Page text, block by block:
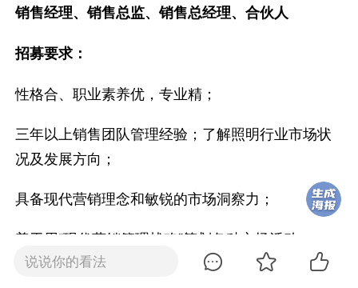
销售经理、销售总监、销售总经理、合伙人
招募要求：
性格合、职业素养优，专业精；
三年以上销售团队管理经验；了解照明行业市场状
况及发展方向；
具备现代营销理念和敏锐的市场洞察力；
善于用“现代营销管理战略”策划各种市场活动。
说说你的看法